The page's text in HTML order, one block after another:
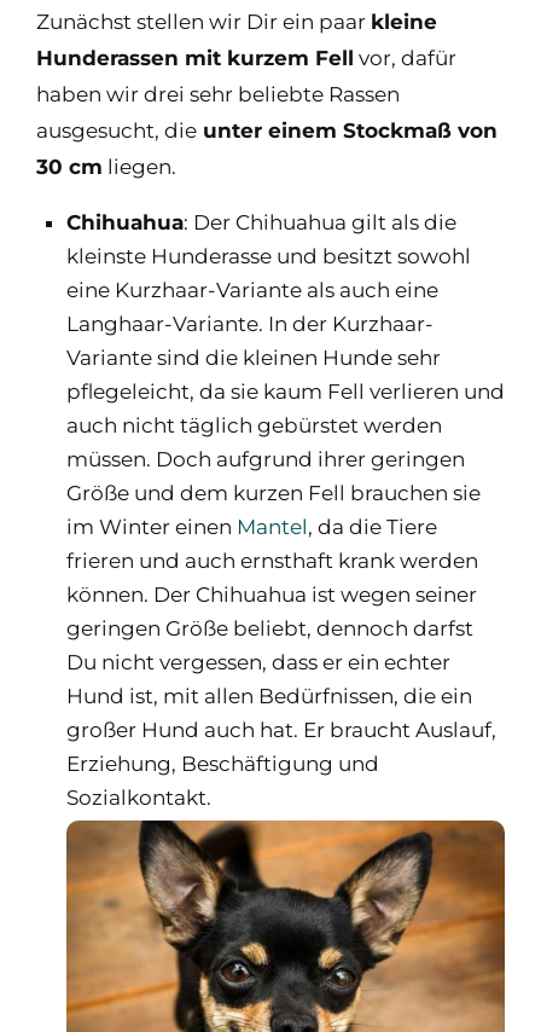
Zunächst stellen wir Dir ein paar kleine
Hunderassen mit kurzem Fell vor, dafür
haben wir drei sehr beliebte Rassen
ausgesucht, die unter einem Stockmaß von
30 cm liegen.
Chihuahua: Der Chihuahua gilt als die
kleinste Hunderasse und besitzt sowohl
eine Kurzhaar-Variante als auch eine
Langhaar-Variante. In der Kurzhaar-
Variante sind die kleinen Hunde sehr
pflegeleicht, da sie kaum Fell verlieren und
auch nicht täglich gebürstet werden
müssen. Doch aufgrund ihrer geringen
Größe und dem kurzen Fell brauchen sie
im Winter einen Mantel, da die Tiere
frieren und auch ernsthaft krank werden
können. Der Chihuahua ist wegen seiner
geringen Größe beliebt, dennoch darfst
Du nicht vergessen, dass er ein echter
Hund ist, mit allen Bedürfnissen, die ein
großer Hund auch hat. Er braucht Auslauf,
Erziehung, Beschäftigung und
Sozialkontakt.